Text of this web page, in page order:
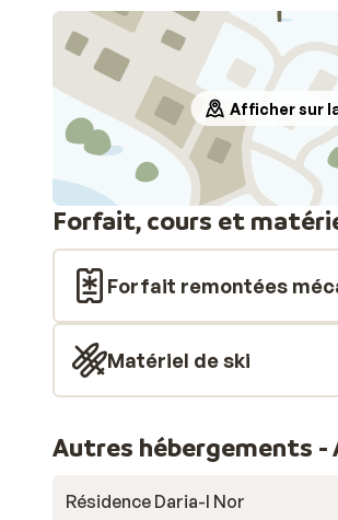
Afficher sur
Forfait, cours et
Forfait remontées
Matériel de ski
Autres hébergements -
Résidence Daria-I Nor